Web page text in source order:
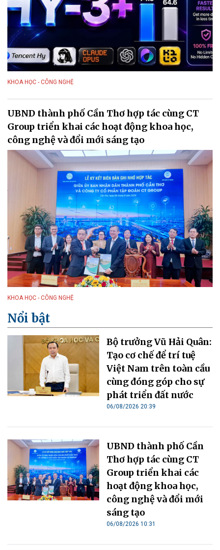
KHOA HỌC - CÔNG NGHỆ
UBND thành phố Cần Thơ hợp tác cùng CT
Group triển khai các hoạt động khoa học,
công nghệ và đổi mới sáng tạo
KHOA HỌC - CÔNG NGHỆ
Nổi bật
Bộ trưởng Vũ Hải Quân:
Tạo cơ chế để trí tuệ
Việt Nam trên toàn cầu
cùng đóng góp cho sự
phát triển đất nước
06/08/2026 20:39
UBND thành phố Cần
Thơ hợp tác cùng CT
Group triển khai các
hoạt động khoa học,
công nghệ và đổi mới
sáng tạo
06/08/2026 10:31